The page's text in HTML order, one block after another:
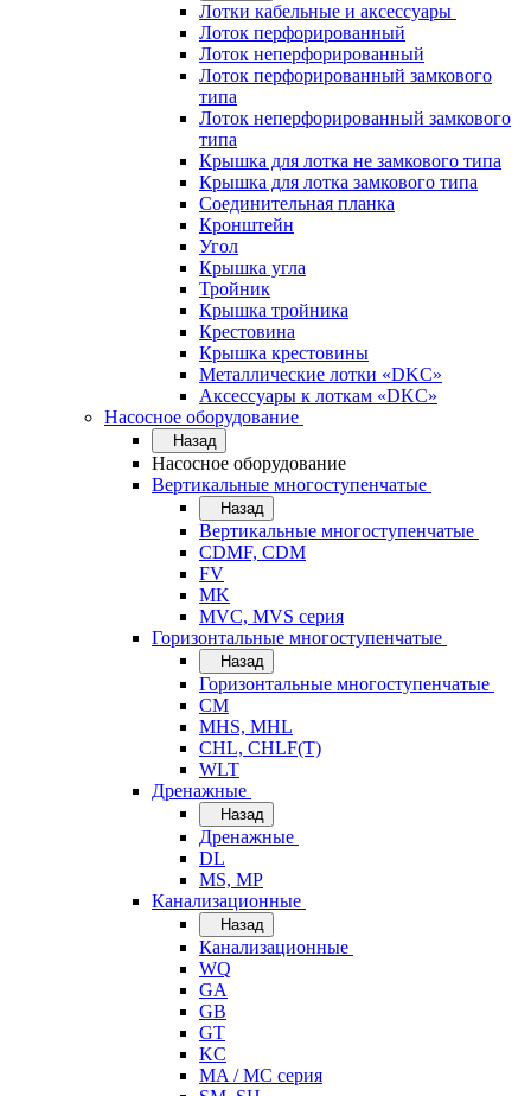
Лотки кабельные и аксессуары
Лоток перфорированный
Лоток неперфорированный
Лоток перфорированный замкового
типа
Лоток неперфорированный замкового
типа
Крышка для лотка не замкового типа
Крышка для лотка замкового типа
Соединительная планка
Кронштейн
Угол
Крышка угла
Тройник
Крышка тройника
Крестовина
Крышка крестовины
Металлические лотки «DKC»
Аксессуары к лоткам «DKC»
Насосное оборудование
Назад
Насосное оборудование
Вертикальные многоступенчатые
Назад
Вертикальные многоступенчатые
CDMF, CDM
FV
MK
MVC, MVS серия
Горизонтальные многоступенчатые
Назад
Горизонтальные многоступенчатые
CM
MHS, MHL
CHL, CHLF(T)
WLT
Дренажные
Назад
Дренажные
DL
MS, MP
Канализационные
Назад
Канализационные
WQ
GA
GB
GT
KC
MA / MC серия